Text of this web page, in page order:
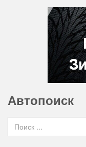
Автопоиск
Search for